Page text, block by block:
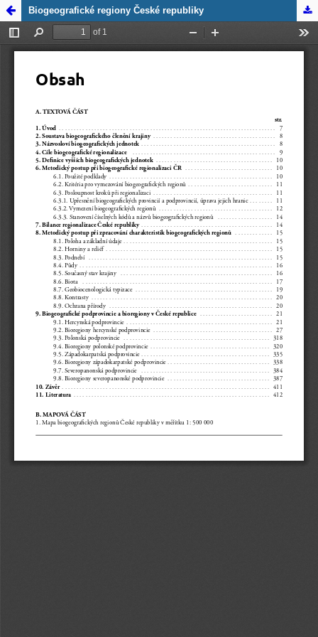
Zpět na detail
publikace
Biogeografické
regiony České
Biogeografické regiony České republiky